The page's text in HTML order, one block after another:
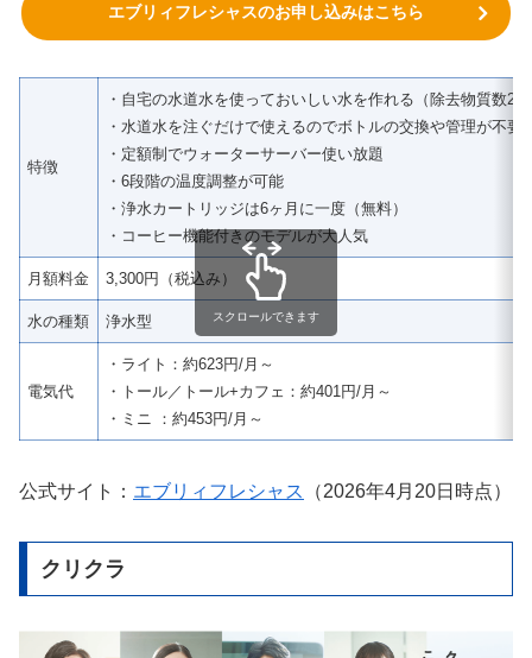
エブリィフレシャスのお申し込みはこちら
特徴
・自宅の水道水を使っておいしい水を作れる（除去物質数23
・水道水を注ぐだけで使えるのでボトルの交換や管理が不要
・定額制でウォーターサーバー使い放題
・6段階の温度調整が可能
・浄水カートリッジは6ヶ月に一度（無料）
・コーヒー機能付きのモデルが大人気
月額料金 3,300円（税込み）
水の種類 浄水型
電気代
・ライト：約623円/月～
・トール／トール+カフェ：約401円/月～
・ミニ ：約453円/月～
スクロールできます
公式サイト： エブリィフレシャス （2026年4月20日時点）
クリクラ